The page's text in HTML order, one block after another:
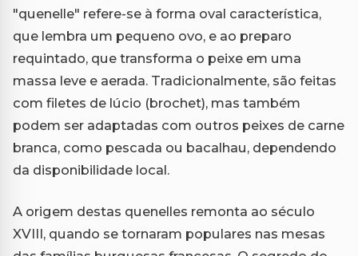
"quenelle" refere-se à forma oval característica,
que lembra um pequeno ovo, e ao preparo
requintado, que transforma o peixe em uma
massa leve e aerada. Tradicionalmente, são feitas
com filetes de lúcio (brochet), mas também
podem ser adaptadas com outros peixes de carne
branca, como pescada ou bacalhau, dependendo
da disponibilidade local.
A origem destas quenelles remonta ao século
XVIII, quando se tornaram populares nas mesas